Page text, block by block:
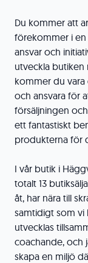
Du kommer att
förekommer i
ansvar och
utveckla butiken
kommer du
och ansvara för
försäljningen
ett fantastiskt
produkterna för
I vår butik i
totalt 13
åt, har nära till
samtidigt som vi
utvecklas
coachande, och
skapa en miljö